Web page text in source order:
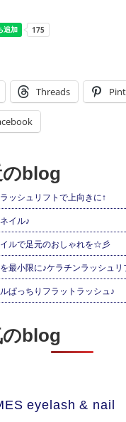
Threads
のblog
ッシュリフトで上向きに↑
イル♪
ルで足元のおしゃれを☆彡
最小限に♪ケラチンラッシュリ
ぱっちりフラットラッシュ♪
のblog
eyelash & nail